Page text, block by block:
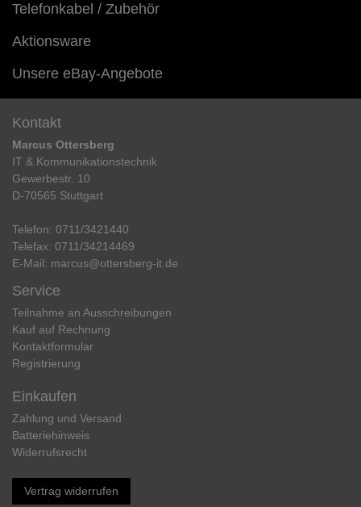
Telefonkabel / Zubehör
Aktionsware
Unsere eBay-Angebote
Kontakt
Marcus Ottersberg
IT & Kommunikationstechnik
Gewerbestr. 10
D-70565 Stuttgart
Telefon: 0711/3421440
Telefax: 0711/34214469
E-Mail: marcus@ottersberg-it.de
Service
Teilnahme an Ausschreibungen
Kauf auf Rechnung
Kontaktformular
Registrierung
Einkaufen
Zahlung und Versand
Batteriehinweis
Widerrufs­recht
Vertrag widerrufen